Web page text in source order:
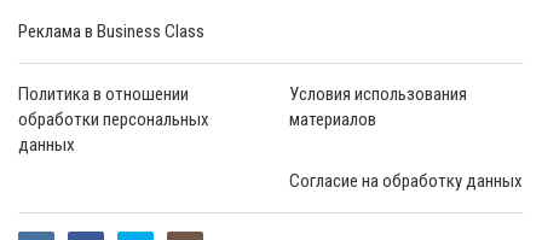
Реклама в Business Class
Политика в отношении
обработки персональных
данных
Условия использования
материалов
Согласие на обработку данных